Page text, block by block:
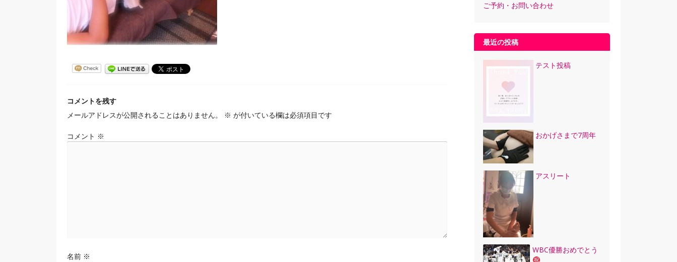
コメントを残す
メールアドレスが公開されることはありません。
※ が付いている欄は必須項目です
コメント ※
名前 ※
ご予約・お問い合わせ
最近の投稿
テスト投稿
おかげさまで7周年
アスリート
WBC優勝おめでとう